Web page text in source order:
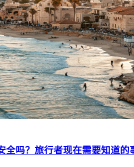
全吗？旅行者现在需要知道的